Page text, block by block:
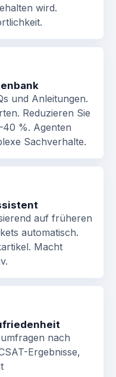
wird.
und Anleitungen.
Reduzieren Sie
%. Agenten
Sachverhalte.
auf früheren
automatisch.
Macht
nach
Ergebnisse,